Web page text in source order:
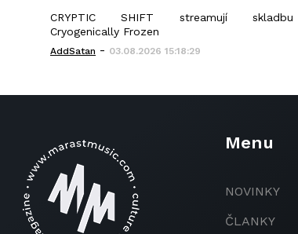
CRYPTIC SHIFT streamují skladbu
Cryogenically Frozen
AddSatan - 03.08.2026 15:18:29
Menu
NOVINKY
ČLANKY